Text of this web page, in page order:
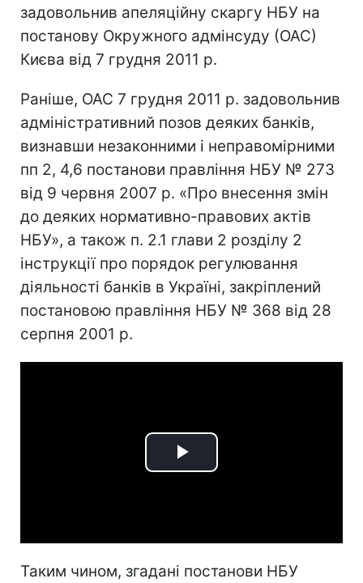
задовольнив апеляційну скаргу НБУ на
постанову Окружного адмінсуду (ОАС)
Києва від 7 грудня 2011 р.
Раніше, ОАС 7 грудня 2011 р. задовольнив
адміністративний позов деяких банків,
визнавши незаконними і неправомірними
пп 2, 4,6 постанови правління НБУ № 273
від 9 червня 2007 р. «Про внесення змін
до деяких нормативно-правових актів
НБУ», а також п. 2.1 глави 2 розділу 2
інструкції про порядок регулювання
діяльності банків в Україні, закріплений
постановою правління НБУ № 368 від 28
серпня 2001 р.
Play
Таким чином, згадані постанови НБУ